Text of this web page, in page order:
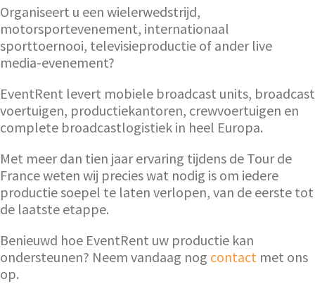
Organiseert u een wielerwedstrijd,
motorsportevenement, internationaal
sporttoernooi, televisieproductie of ander live
media-evenement?
EventRent levert mobiele broadcast units, broadcast
voertuigen, productiekantoren, crewvoertuigen en
complete broadcastlogistiek in heel Europa.
Met meer dan tien jaar ervaring tijdens de Tour de
France weten wij precies wat nodig is om iedere
productie soepel te laten verlopen, van de eerste tot
de laatste etappe.
Benieuwd hoe EventRent uw productie kan
ondersteunen? Neem vandaag nog contact met ons
op.